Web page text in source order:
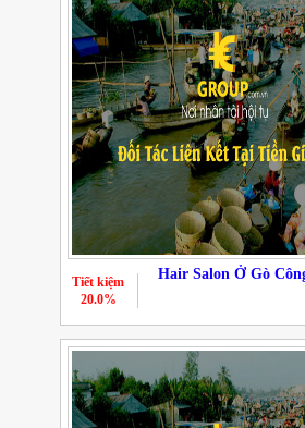
Hair Salon Ở Gò
Tiết kiệm
20.0%